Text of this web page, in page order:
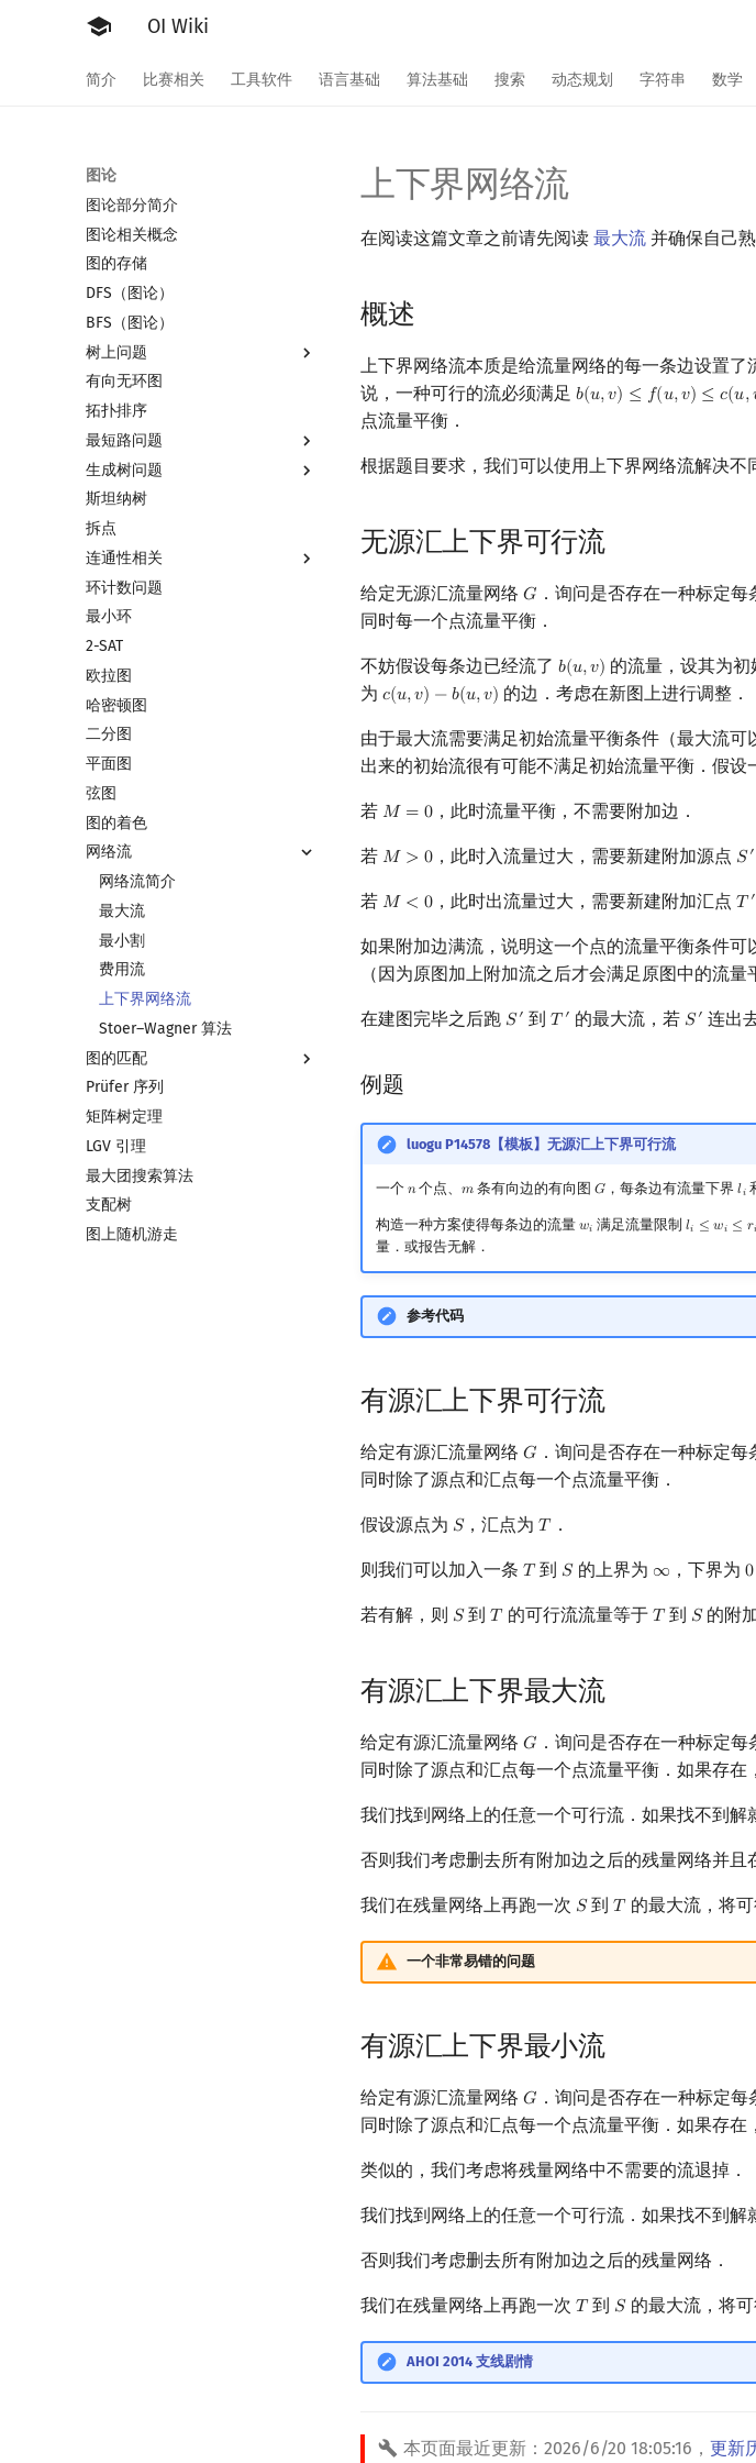
OI Wiki
简介 比赛相关 工具软件 语言基础 算法基础 搜索 动态规划 字符串 数学
图论
图论部分简介
图论相关概念
图的存储
DFS（图论）
BFS（图论）
树上问题
树基础
树的直径
树的中心
树的重心
最近公共祖先
树链剖分
树上启发式合并
虚树
树分治
动态树分治
AHU 算法
树哈希
树上随机游走
有向无环图
拓扑排序
最短路问题
最短路
差分约束
k 短路
同余最短路
生成树问题
最小生成树
最小树形图
最小直径生成树
斯坦纳树
拆点
连通性相关
强连通分量
双连通分量
割点和桥
圆方树
点/边连通度
环计数问题
最小环
2-SAT
欧拉图
哈密顿图
二分图
平面图
弦图
图的着色
网络流
网络流简介
最大流
最小割
费用流
上下界网络流
Stoer–Wagner 算法
图的匹配
图匹配
二分图最大匹配
二分图最大权匹配
一般图最大匹配
一般图最大权匹配
稳定匹配
Prüfer 序列
矩阵树定理
LGV 引理
最大团搜索算法
支配树
图上随机游走
上下界网络流
在阅读这篇文章之前请先阅读 最大流 并确保自己
概述
上下界网络流本质是给流量网络的每一条边设置了
说，一种可行的流必须满足 𝑏(𝑢,𝑣) ≤ 𝑓(𝑢,𝑣) ≤ 𝑐(𝑢,
b(u,v)≤ f(u,v)≤c(u ,v)
点流量平衡．
根据题目要求，我们可以使用上下界网络流解决不
无源汇上下界可行流
给定无源汇流量网络 𝐺
G ．询问是否存在一种标定
同时每一个点流量平衡．
不妨假设每条边已经流了 𝑏(𝑢,𝑣)
b(u,v) 的流量，设其为
为 𝑐(𝑢,𝑣) −𝑏(𝑢,𝑣)
c(u,v)− b( u,v) 的边．考虑在新图上进行调整．
由于最大流需要满足初始流量平衡条件（最大流可
出来的初始流很有可能不满足初始流量平衡．假
若 𝑀 = 0
M= 0 ，此时流量平衡，不需要附加边．
若 𝑀 > 0
M> 0 ，此时入流量过大，需要新建附加源点 𝑆′
S′
若 𝑀 < 0
M< 0 ，此时出流量过大，需要新建附加汇点𝑇 ′
T′
如果附加边满流，说明这一个点的流量平衡条件可
（因为原图加上附加流之后才会满足原图中的流量
在建图完毕之后跑 𝑆′
S′ 到𝑇 ′
T′ 的最大流，若 𝑆′
S′ 连出
例题
luogu P14578【模板】无源汇上下界可行流
一个 𝑛
n个点、𝑚
m 条有向边的有向图𝐺
G ，每条边有流量下界𝑙𝑖
li
构造一种方案使得每条边的流量 𝑤𝑖
wi 满足流量限制 𝑙𝑖 ≤ 𝑤𝑖 ≤ 𝑟𝑖
li ≤w i≤ri
量．或报告无解．
参考代码
有源汇上下界可行流
给定有源汇流量网络 𝐺
G ．询问是否存在一种标定
同时除了源点和汇点每一个点流量平衡．
假设源点为 𝑆
S，汇点为𝑇
T ．
则我们可以加入一条 𝑇
T 到 𝑆
S的上界为 ∞
∞ ，下界为 0
0
若有解，则 𝑆
S到𝑇
T 的可行流流量等于 𝑇
T 到 𝑆
S的附
有源汇上下界最大流
给定有源汇流量网络 𝐺
G ．询问是否存在一种标定
同时除了源点和汇点每一个点流量平衡．如果存在
我们找到网络上的任意一个可行流．如果找不到解
否则我们考虑删去所有附加边之后的残量网络并且
我们在残量网络上再跑一次 𝑆
S到𝑇
T 的最大流，将可
一个非常易错的问题
有源汇上下界最小流
给定有源汇流量网络 𝐺
G ．询问是否存在一种标定
同时除了源点和汇点每一个点流量平衡．如果存在
类似的，我们考虑将残量网络中不需要的流退掉．
我们找到网络上的任意一个可行流．如果找不到解
否则我们考虑删去所有附加边之后的残量网络．
我们在残量网络上再跑一次 𝑇
T 到 𝑆
S的最大流，将可
AHOI 2014 支线剧情
本页面最近更新： 2026/6/20 18:05:16 ， 更新